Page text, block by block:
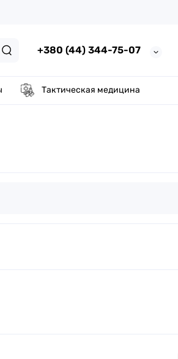
+380 (44) 344-75-07
Тактическая медицина